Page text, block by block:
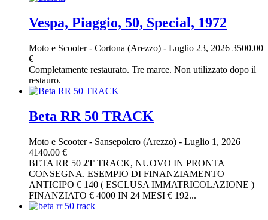
Vespa, Piaggio, 50, Special, 1972
Moto e Scooter- Cortona (Arezzo) - Luglio 23, 2026 3500.00
€
Completamente restaurato. Tre marce. Non utilizzato dopo il
restauro.
Beta RR 50 TRACK
Moto e Scooter- Sansepolcro (Arezzo) - Luglio 1, 2026
4140.00 €
BETA RR 50 2T TRACK, NUOVO IN PRONTA
CONSEGNA. ESEMPIO DI FINANZIAMENTO
ANTICIPO € 140 ( ESCLUSA IMMATRICOLAZIONE )
FINANZIATO € 4000 IN 24 MESI € 192...